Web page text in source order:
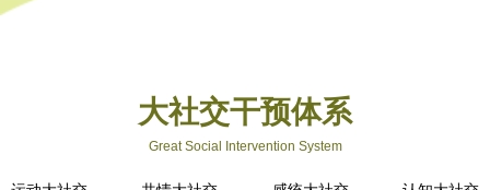
大社交干预体系
Great Social Intervention System